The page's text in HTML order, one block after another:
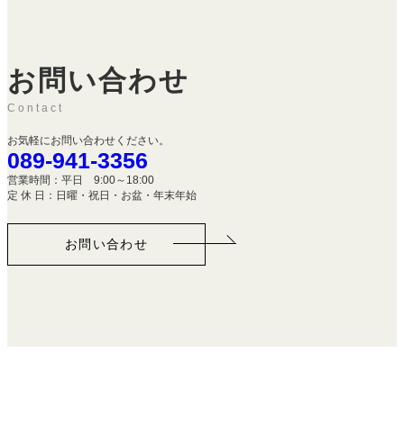
お問い合わせ
Contact
お気軽にお問い合わせください。
089-941-3356
営業時間：平日 9:00～18:00
定 休 日：日曜・祝日・お盆・年末年始
お問い合わせ